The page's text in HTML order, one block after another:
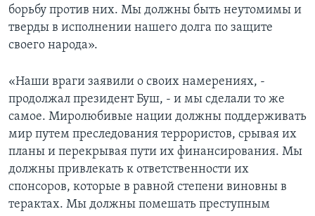
борьбу против них. Мы должны быть неутомимы и
тверды в исполнении нашего долга по защите
своего народа».
«Наши враги заявили о своих намерениях, -
продолжал президент Буш, - и мы сделали то же
самое. Миролюбивые нации должны поддерживать
мир путем преследования террористов, срывая их
планы и перекрывая пути их финансирования. Мы
должны привлекать к ответственности их
спонсоров, которые в равной степени виновны в
терактах. Мы должны помешать преступным